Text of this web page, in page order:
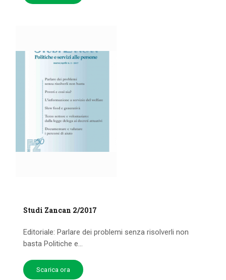
Studi Zancan 2/2017
Editoriale: Parlare dei problemi senza risolverli non
basta Politiche e...
Scarica ora